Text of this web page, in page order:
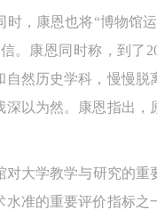
，康恩也将“博物馆
。康恩同时称，到了
然历史学科，慢慢脱
以为然。康恩指出，
大学教学与研究的重
准的重要评价指标之
损失，应由参与活动者根
追究相应的法律责任和经
及活动导师、教师指导下进
创作材料及配套设备、设
、设备或设施的故障或损
损失，应由参与活动者根
追究相应的法律责任和经
及活动导师、教师指导下进
创作材料及配套设备、设
、设备或设施的故障或损
损失，应由参与活动者根
追究相应的法律责任和经
及活动导师、教师指导下进
创作材料及配套设备、设
、设备或设施的故障或损